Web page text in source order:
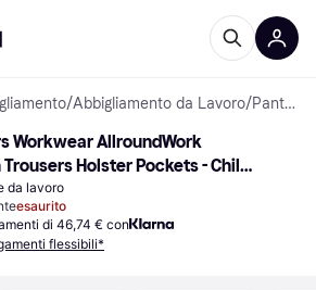
/Abbigliamento da Lavoro/ Pantaloni da lavoro
Workwear AllroundWork
Holster Pockets - Chilli
da lavoro
esaurito
di 46,74 € con
flessibili*